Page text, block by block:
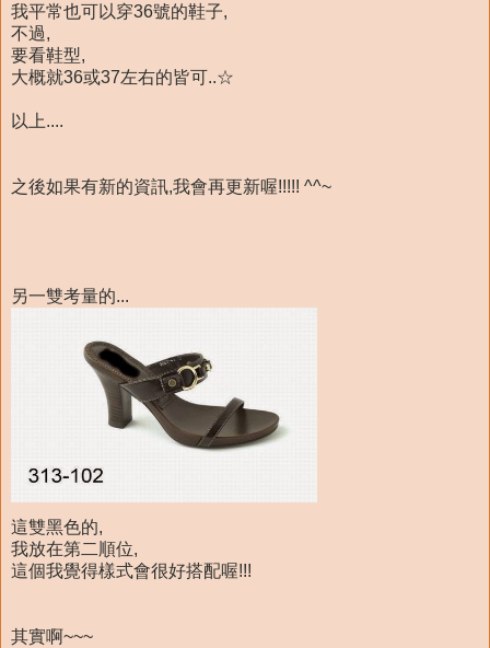
我平常也可以穿36號的鞋子,
不過,
要看鞋型,
大概就36或37左右的皆可..☆
以上....
之後如果有新的資訊,我會再更新喔!!!!! ^^~
另一雙考量的...
這雙黑色的,
我放在第二順位,
這個我覺得樣式會很好搭配喔!!!
其實啊~~~